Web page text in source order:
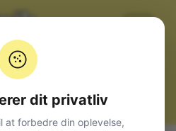
dit privatliv
at forbedre din oplevelse,